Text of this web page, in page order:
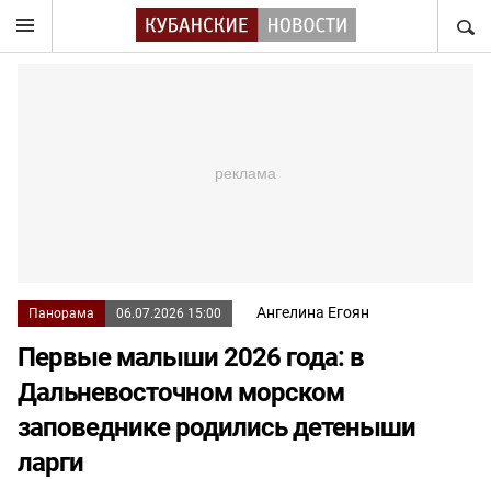
Панорама 06.07.2026 15:00 Ангелина Егоян
Первые малыши 2026 года: в
Дальневосточном морском
заповеднике родились детеныши
ларги